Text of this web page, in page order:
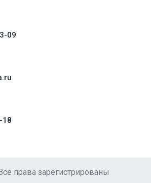
09
18
права зарегистрированы